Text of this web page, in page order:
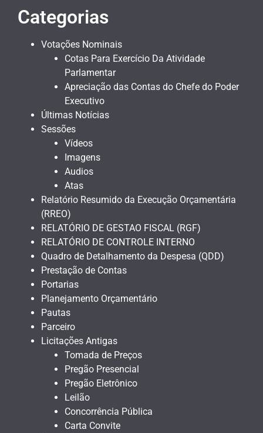
Categorias
Votações Nominais
Cotas Para Exercício Da Atividade
Parlamentar
Apreciação das Contas do Chefe do Poder
Executivo
Últimas Notícias
Sessões
Vídeos
Imagens
Audios
Atas
Relatório Resumido da Execução Orçamentária
(RREO)
RELATÓRIO DE GESTAO FISCAL (RGF)
RELATÓRIO DE CONTROLE INTERNO
Quadro de Detalhamento da Despesa (QDD)
Prestação de Contas
Portarias
Planejamento Orçamentário
Pautas
Parceiro
Licitações Antigas
Tomada de Preços
Pregão Presencial
Pregão Eletrônico
Leilão
Concorrência Pública
Carta Convite